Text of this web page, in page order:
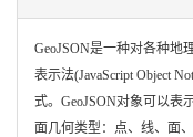
GeoJSON是一种对各种地
表示法(JavaScript Object
式。GeoJSON对象可以表
面几何类型：点、线、面